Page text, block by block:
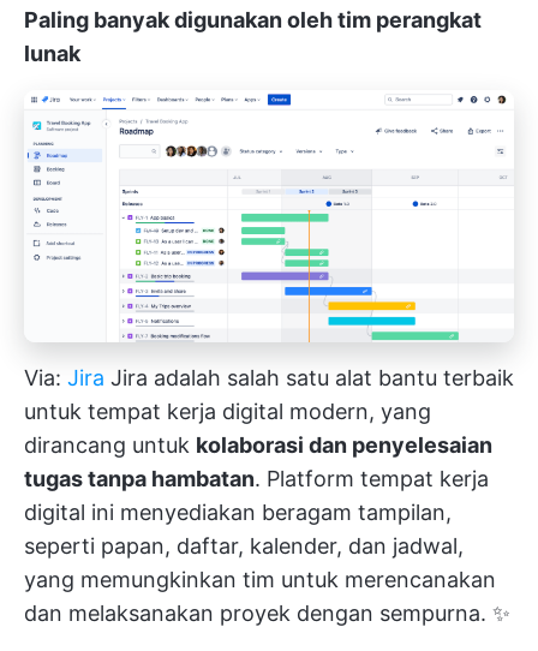
Paling banyak digunakan oleh tim perangkat
lunak
Via: Jira Jira adalah salah satu alat bantu terbaik
untuk tempat kerja digital modern, yang
dirancang untuk kolaborasi dan penyelesaian
tugas tanpa hambatan. Platform tempat kerja
digital ini menyediakan beragam tampilan,
seperti papan, daftar, kalender, dan jadwal,
yang memungkinkan tim untuk merencanakan
dan melaksanakan proyek dengan sempurna. ✨